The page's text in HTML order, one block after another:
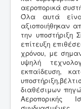
αεροπορικά
Όλα αυτά
αξιοποιήθηκαν
την υποστήριξη
επίτευξη
χρόνου, με
υψηλή
εκπαίδευση,
διαθέσιμων
Αεροπορικής